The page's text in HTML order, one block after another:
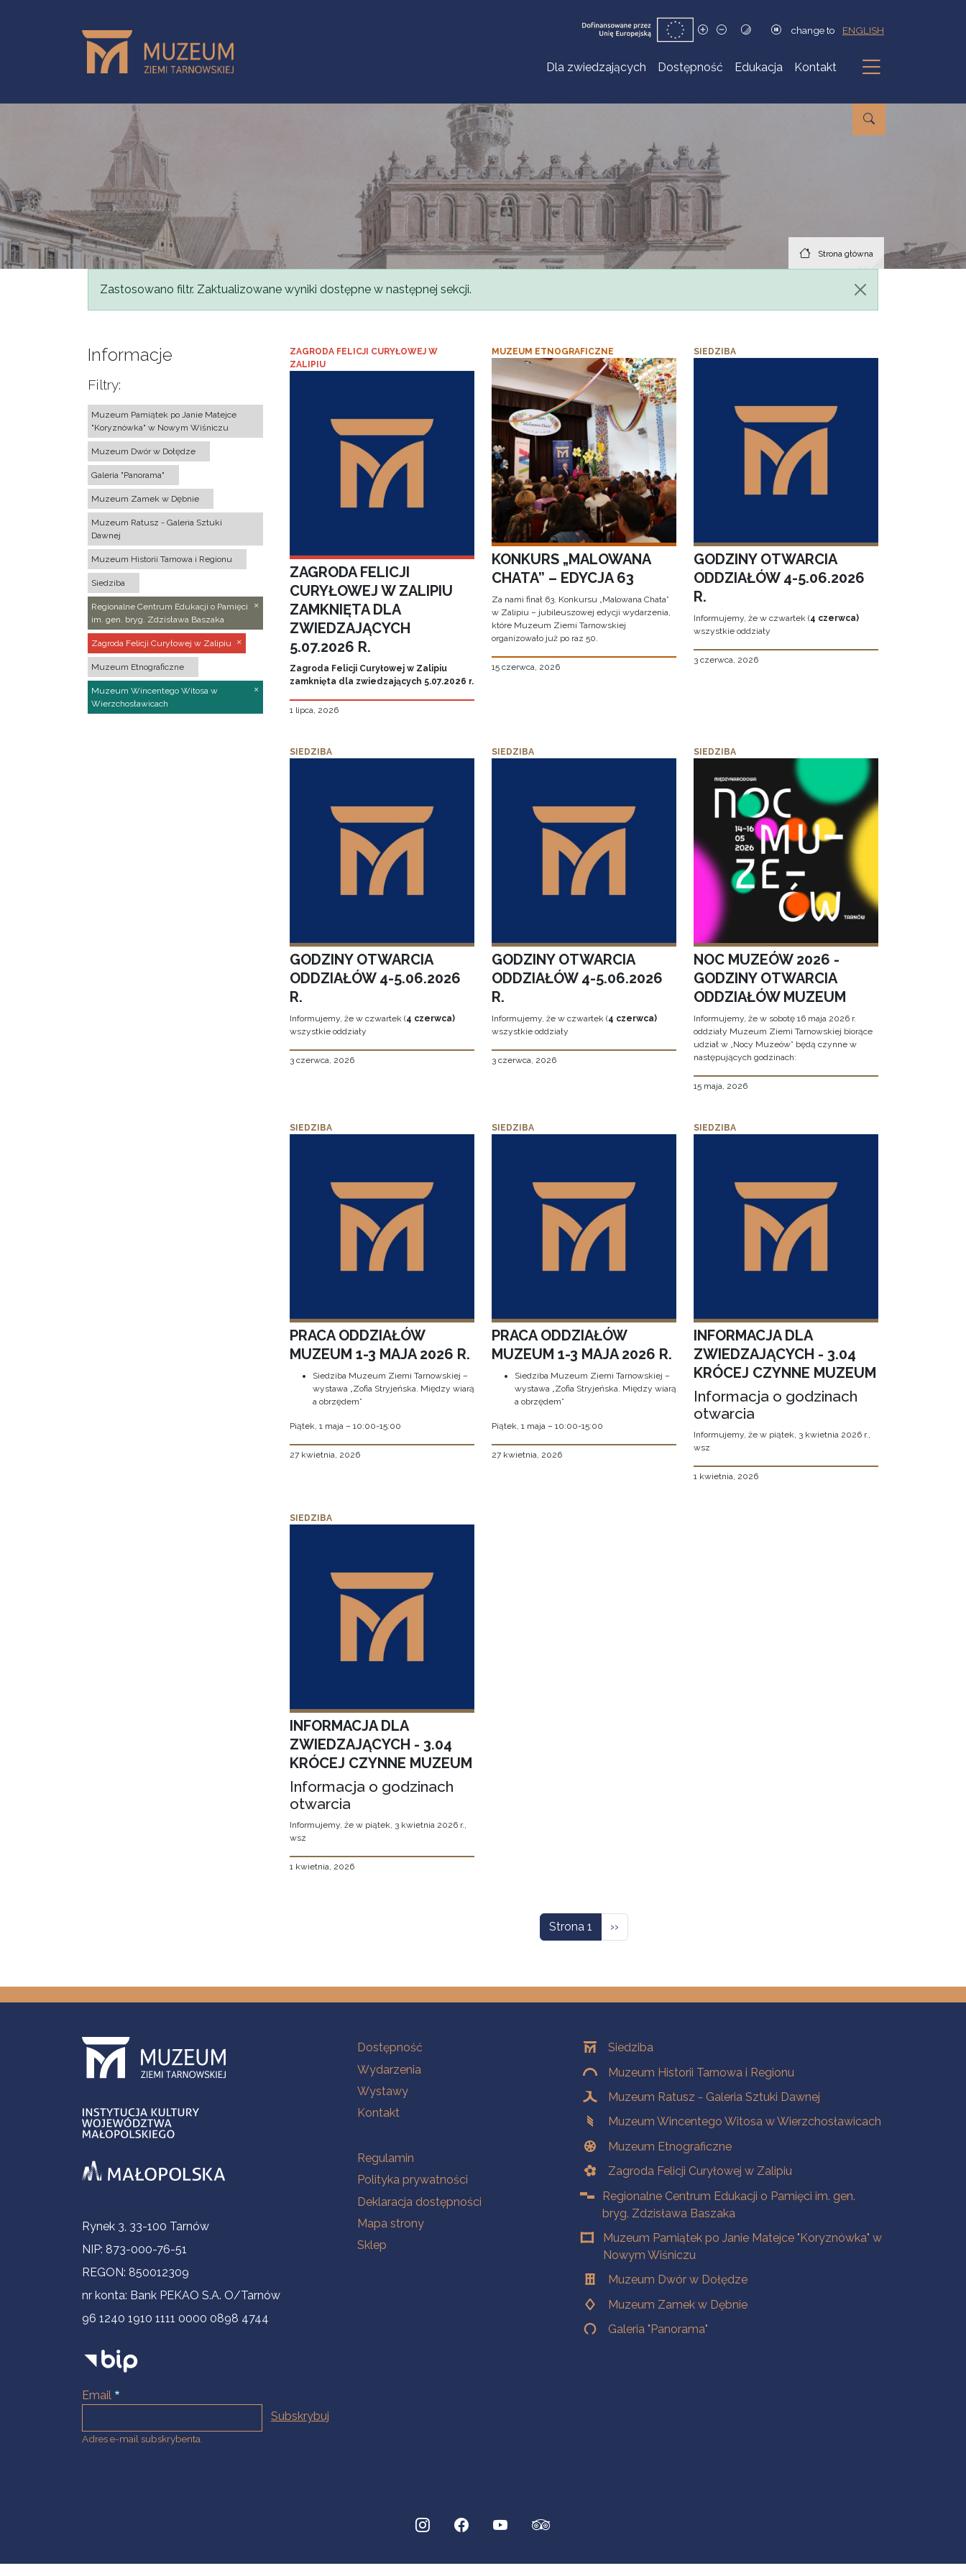
change to ENGLISH
Dla zwiedzających Dostępność Edukacja Kontakt
Podmenu
Strona główna
Komunikat
Zastosowano filtr. Zaktualizowane wyniki dostępne w następnej sekcji.
Informacje
Filtry:
Muzeum Pamiątek po Janie Matejce
"Koryznówka" w Nowym Wiśniczu
Muzeum Dwór w Dołędze
Galeria "Panorama"
Muzeum Zamek w Dębnie
Muzeum Ratusz - Galeria Sztuki
Dawnej
Muzeum Historii Tarnowa i Regionu
Siedziba
Regionalne Centrum Edukacji o Pamięci
im. gen. bryg. Zdzisława Baszaka
Zagroda Felicji Curyłowej w Zalipiu
Muzeum Etnograficzne
Muzeum Wincentego Witosa w
Wierzchosławicach
ZAGRODA FELICJI CURYŁOWEJ W
ZALIPIU
ZAGRODA FELICJI
CURYŁOWEJ W ZALIPIU
ZAMKNIĘTA DLA
ZWIEDZAJĄCYCH
5.07.2026 R.
Zagroda Felicji Curyłowej w Zalipiu
zamknięta dla zwiedzających 5.07.2026 r.
1 lipca, 2026
MUZEUM ETNOGRAFICZNE
KONKURS „MALOWANA
CHATA” – EDYCJA 63
Za nami finał 63. Konkursu „Malowana Chata”
w Zalipiu – jubileuszowej edycji wydarzenia,
które Muzeum Ziemi Tarnowskiej
organizowało już po raz 50.
15 czerwca, 2026
SIEDZIBA
GODZINY OTWARCIA
ODDZIAŁÓW 4-5.06.2026
R.
Informujemy, że w czwartek (4 czerwca)
wszystkie oddziały
3 czerwca, 2026
SIEDZIBA
GODZINY OTWARCIA
ODDZIAŁÓW 4-5.06.2026
R.
Informujemy, że w czwartek (4 czerwca)
wszystkie oddziały
3 czerwca, 2026
SIEDZIBA
GODZINY OTWARCIA
ODDZIAŁÓW 4-5.06.2026
R.
Informujemy, że w czwartek (4 czerwca)
wszystkie oddziały
3 czerwca, 2026
SIEDZIBA
NOC MUZEÓW 2026 -
GODZINY OTWARCIA
ODDZIAŁÓW MUZEUM
Informujemy, że w sobotę 16 maja 2026 r.
oddziały Muzeum Ziemi Tarnowskiej biorące
udział w „Nocy Muzeów” będą czynne w
następujących godzinach:
15 maja, 2026
SIEDZIBA
PRACA ODDZIAŁÓW
MUZEUM 1-3 MAJA 2026 R.
Siedziba Muzeum Ziemi Tarnowskiej –
wystawa „Zofia Stryjeńska. Między wiarą
a obrzędem”
Piątek, 1 maja – 10:00-15:00
27 kwietnia, 2026
SIEDZIBA
PRACA ODDZIAŁÓW
MUZEUM 1-3 MAJA 2026 R.
Siedziba Muzeum Ziemi Tarnowskiej –
wystawa „Zofia Stryjeńska. Między wiarą
a obrzędem”
Piątek, 1 maja – 10:00-15:00
27 kwietnia, 2026
SIEDZIBA
INFORMACJA DLA
ZWIEDZAJĄCYCH - 3.04
KRÓCEJ CZYNNE MUZEUM
Informacja o godzinach
otwarcia
Informujemy, że w piątek, 3 kwietnia 2026 r.,
wsz
1 kwietnia, 2026
SIEDZIBA
INFORMACJA DLA
ZWIEDZAJĄCYCH - 3.04
KRÓCEJ CZYNNE MUZEUM
Informacja o godzinach
otwarcia
Informujemy, że w piątek, 3 kwietnia 2026 r.,
wsz
1 kwietnia, 2026
Strona 1 Następna strona
››
Informacje kontaktowe
Rynek 3, 33-100 Tarnów
NIP: 873-000-76-51
REGON: 850012309
nr konta: Bank PEKAO S.A. O/Tarnów
96 1240 1910 1111 0000 0898 4744
Email
Adres e-mail subskrybenta.
Na skróty
Dostępność
Wydarzenia
Wystawy
Kontakt
Na skróty
Regulamin
Polityka prywatności
Deklaracja dostępności
Mapa strony
Sklep
OddziałySiedziba
Muzeum Historii Tarnowa i Regionu
Muzeum Ratusz - Galeria Sztuki Dawnej
Muzeum Wincentego Witosa w Wierzchosławicach
Muzeum Etnograficzne
Zagroda Felicji Curyłowej w Zalipiu
Regionalne Centrum Edukacji o Pamięci im. gen.
bryg. Zdzisława Baszaka
Muzeum Pamiątek po Janie Matejce "Koryznówka" w
Nowym Wiśniczu
Muzeum Dwór w Dołędze
Muzeum Zamek w Dębnie
Galeria "Panorama"